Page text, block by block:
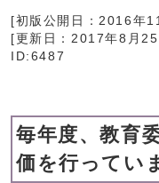
[初版公開日：2016年
[更新日： 2017年8月25
ID:6487
毎年度、教育
価を行ってい